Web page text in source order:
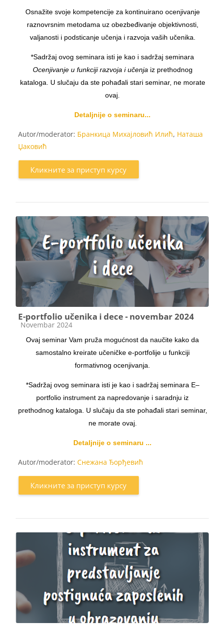
Osnažite svoje kompetencije za kontinuirano ocenjivanje
raznovrsnim metodama uz obezbeđivanje objektivnosti,
valjanosti i podsticanje učenja i razvoja vaših učenika.
*Sadržaj ovog seminara isti je kao i sadržaj seminara
Ocenjivanje u funkciji razvoja i učenja iz prethodnog
kataloga. U slučaju da ste pohađali stari seminar, ne morate
ovaj.
Detaljnije o seminaru...
Autor/moderator: Бранкица Михајловић Илић, Наташа
Џаковић
Кликните за приступ курсу
E-portfolio učenika i dece - novembar 2024
Категорија курса
Novembar 2024
Ovaj seminar Vam pruža mogućnost da naučite kako da
samostalno kreirate učeničke e-portfolije u funkciji
formativnog ocenjivanja.
*Sadržaj ovog seminara isti je kao i sadržaj seminara E–
portfolio instrument za napredovanje i saradnju iz
prethodnog kataloga. U slučaju da ste pohađali stari seminar,
ne morate ovaj.
Detaljnije o seminaru ...
Autor/moderator: Снежана Ђорђевић
Кликните за приступ курсу